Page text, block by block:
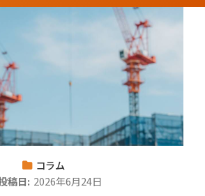
コラム
稿日: 2026年6月24日